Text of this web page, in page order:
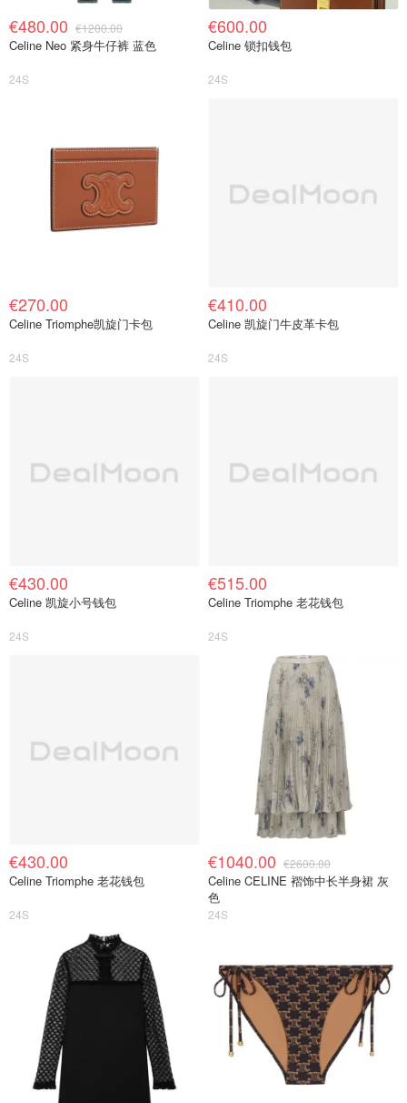
€480.00 €1200.00
Celine Neo 紧身牛仔裤 蓝色
24S
€600.00
Celine 锁扣钱包
24S
€270.00
Celine Triomphe凯旋门卡包
24S
€410.00
Celine 凯旋门牛皮革卡包
24S
€430.00
Celine 凯旋小号钱包
24S
€515.00
Celine Triomphe 老花钱包
24S
€430.00
Celine Triomphe 老花钱包
24S
€1040.00 €2600.00
Celine CELINE 褶饰中长半身裙 灰
色
24S